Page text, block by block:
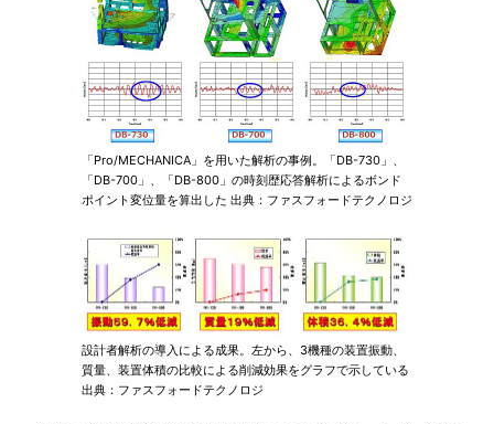
「Pro/MECHANICA」を用いた解析の事例。「DB-730」、
「DB-700」、「DB-800」の時刻歴応答解析によるボンド
ポイント変位量を算出した 出典：ファスフォードテクノロジ
設計者解析の導入による成果。左から、3機種の装置振動、
質量、装置体積の比較による削減効果をグラフで示している
出典：ファスフォードテクノロジ